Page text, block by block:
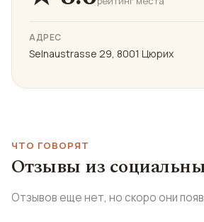
АДРЕС
Selnaustrasse 29, 8001 Цюрих
ЧТО ГОВОРЯТ
Отзывы из
Отзывов еще нет, но скоро они